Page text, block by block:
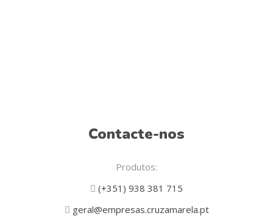
Contacte-nos
Produtos:
(+351) 938 381 715
geral@empresas.cruzamarela.pt